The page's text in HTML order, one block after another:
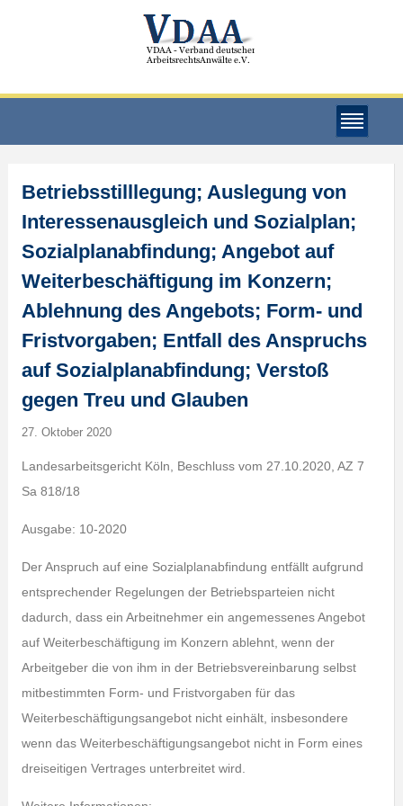
Betriebsstilllegung; Auslegung von
Interessenausgleich und Sozialplan;
Sozialplanabfindung; Angebot auf
Weiterbeschäftigung im Konzern;
Ablehnung des Angebots; Form- und
Fristvorgaben; Entfall des Anspruchs
auf Sozialplanabfindung; Verstoß
gegen Treu und Glauben
27. Oktober 2020
Landesarbeitsgericht Köln, Beschluss vom 27.10.2020, AZ 7
Sa 818/18
Ausgabe: 10-2020
Der Anspruch auf eine Sozialplanabfindung entfällt aufgrund
entsprechender Regelungen der Betriebsparteien nicht
dadurch, dass ein Arbeitnehmer ein angemessenes Angebot
auf Weiterbeschäftigung im Konzern ablehnt, wenn der
Arbeitgeber die von ihm in der Betriebsvereinbarung selbst
mitbestimmten Form- und Fristvorgaben für das
Weiterbeschäftigungsangebot nicht einhält, insbesondere
wenn das Weiterbeschäftigungsangebot nicht in Form eines
dreiseitigen Vertrages unterbreitet wird.